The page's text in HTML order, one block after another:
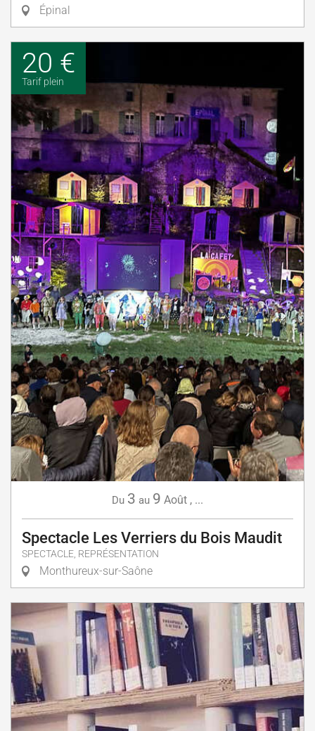
Épinal
20 €
Tarif plein
Du 3 au 9 Août , ...
Spectacle Les Verriers du Bois Maudit
SPECTACLE, REPRÉSENTATION
Monthureux-sur-Saône